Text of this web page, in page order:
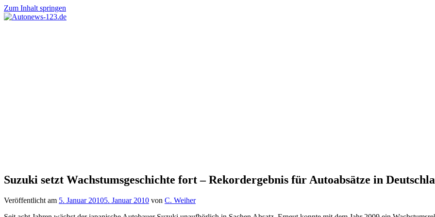
Zum Inhalt springen
Suzuki setzt Wachstumsgeschichte fort – Rekordergebnis für Autoabsätze in
Veröffentlicht am 5. Januar 20105. Januar 2010 von C. Weiher